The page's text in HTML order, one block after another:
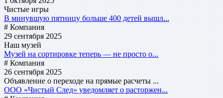
Чистые игры
В минувшую пятницу больше 400 детей вышл...
# Компания
29 сентября 2025
Наш музей
Музей на сортировке теперь — не просто о...
# Компания
26 сентября 2025
Объявление о переходе на прямые расчеты ...
ООО «Чистый След» уведомляет о расторжен...